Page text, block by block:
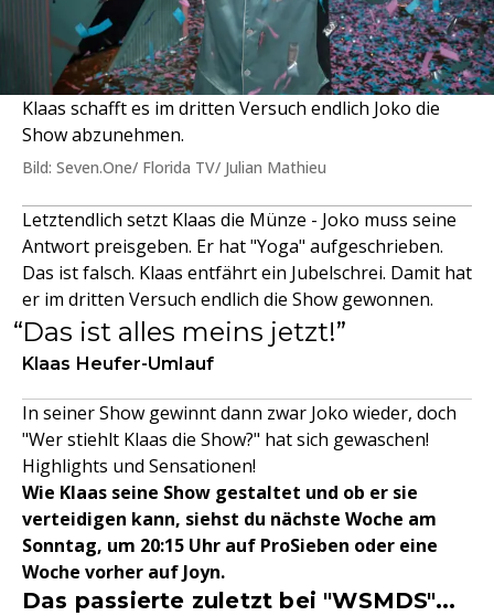
Klaas schafft es im dritten Versuch endlich Joko die
Show abzunehmen.
Bild: Seven.One/ Florida TV/ Julian Mathieu
Letztendlich setzt Klaas die Münze - Joko muss seine
Antwort preisgeben. Er hat "Yoga" aufgeschrieben.
Das ist falsch. Klaas entfährt ein Jubelschrei. Damit hat
er im dritten Versuch endlich die Show gewonnen.
Das ist alles meins jetzt!
Klaas Heufer-Umlauf
In seiner Show gewinnt dann zwar Joko wieder, doch
"Wer stiehlt Klaas die Show?" hat sich gewaschen!
Highlights und Sensationen!
Wie Klaas seine Show gestaltet und ob er sie
verteidigen kann, siehst du nächste Woche am
Sonntag, um 20:15 Uhr auf ProSieben oder eine
Woche vorher auf Joyn.
Das passierte zuletzt bei "WSMDS"...